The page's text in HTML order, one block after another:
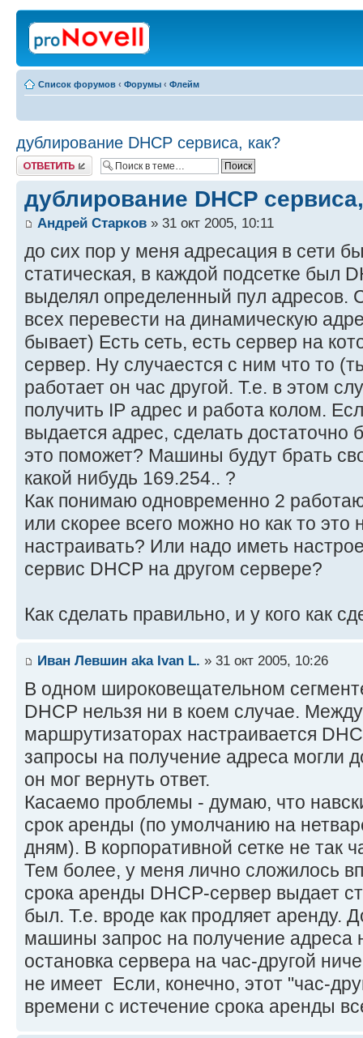
Список форумов ‹ Форумы ‹ Флейм
дублирование DHCP сервиса, как?
Ответить
дублирование DHCP
Андрей Старков » 31 окт 2005, 10:11
до сих пор у меня адресация в сети
статическая, в каждой подсетке был
выделял определенный пул адресов.
всех перевести на динамическую
бывает) Есть сеть, есть сервер на
сервер. Ну случаестся с ним что то
работает он час другой. Т.е. в этом
получить IP адрес и работа колом.
выдается адрес, сделать достаточно
это поможет? Машины будут брать
какой нибудь 169.254.. ?
Как понимаю одновременно 2
или скорее всего можно но как то это
настраивать? Или надо иметь
сервис DHCP на другом сервере?
Как сделать правильно, и у кого как
Иван Левшин aka Ivan L. » 31 окт 2005, 10:26
В одном широковещательном
DHCP нельзя ни в коем случае.
маршрутизаторах настраивается
запросы на получение адреса могли
он мог вернуть ответ.
Касаемо проблемы - думаю, что
срок аренды (по умолчанию на
дням). В корпоративной сетке не так
Тем более, у меня лично сложилось
срока аренды DHCP-сервер выдает
был. Т.е. вроде как продляет аренду.
машины запрос на получение адреса
остановка сервера на час-другой
не имеет Если, конечно, этот "час-
времени с истечение срока аренды